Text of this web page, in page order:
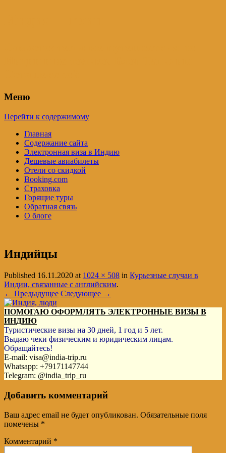
Меню
Перейти к содержимому
Главная
Содержание сайта
Электронная виза в Индию
Дешевые авиабилеты
Отели со скидкой
Booking.com
Страховка
Горящие туры
Обратная связь
О блоге
Индийцы
Published 16.11.2020 at 1024 × 508 in Курьезные случаи в
Индии, связанные с английским.
← Предыдущее Следующее →
ПОМОГАЮ ОФОРМЛЯТЬ ЭЛЕКТРОННЫЕ ВИЗЫ В
ИНДИЮ
Туристические визы на 30 дней, 1 год и 5 лет.
Выдаю чеки физическим и юридическим лицам.
Обращайтесь!
E-mail: visa@india-trip.ru
Whatsapp: +79171147744
Telegram: @india_trip_ru
Добавить комментарий
Ваш адрес email не будет опубликован. Обязательные поля
помечены *
Комментарий *